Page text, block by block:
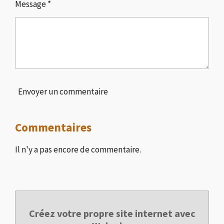
Message *
Envoyer un commentaire
Commentaires
Il n'y a pas encore de commentaire.
Créez votre propre site internet avec